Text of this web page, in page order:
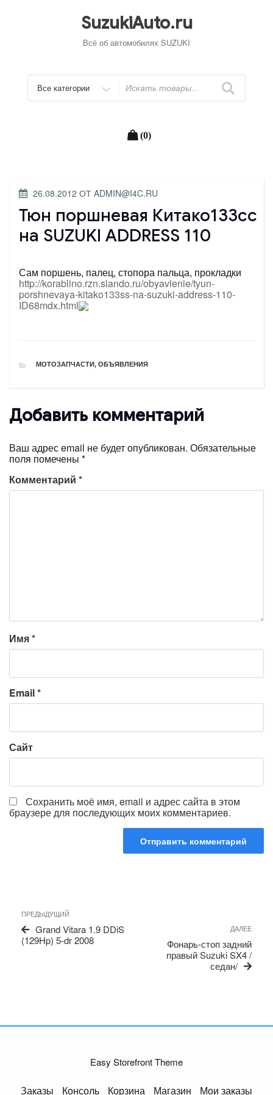
SuzukiAuto.ru
Всё об автомобилях SUZUKI
Искать
(0)
ОПУБЛИКОВАНО
26.08.2012 ОТ ADMIN@I4C.RU
Тюн поршневая Китако133сс
на SUZUKI ADDRESS 110
Сам поршень, палец, стопора пальца, прокладки
http://korablino.rzn.slando.ru/obyavlenie/tyun-
porshnevaya-kitako133ss-na-suzuki-address-110-
ID68mdx.html
РУБРИКИ
МОТОЗАПЧАСТИ, ОБЪЯВЛЕНИЯ
Добавить комментарий
Ваш адрес email не будет опубликован. Обязательные
поля помечены *
Комментарий *
Имя*
Email*
Сайт
Сохранить моё имя, email и адрес сайта в этом
браузере для последующих моих комментариев.
по
записям
Предыдущая
запись
ПРЕДЫДУЩИЙ
Grand Vitara 1.9 DDiS
(129Hp) 5-dr 2008
ДАЛЕЕ
Фонарь-стоп задний
правый Suzuki SX4 /
седан/
Easy Storefront Theme
Заказы Консоль Корзина Магазин Мои заказы